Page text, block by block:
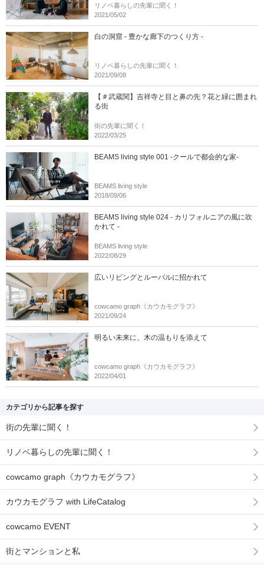
リノベ暮らしの先輩に聞く！
2021/05/02
白の洞窟 - 豊かな廊下のつくり方 -
リノベ暮らしの先輩に聞く！
2021/09/08
【＃武蔵関】吉祥寺と目と鼻の先？花と緑に囲まれ
る街
街の先輩に聞く！
2022/03/25
BEAMS living style 001 -クールで都会的な家-
BEAMS living style
2018/09/06
BEAMS living style 024 - カリフォルニアの風に吹
かれて -
BEAMS living style
2022/08/29
広いリビングとルーバルに招かれて
cowcamo graph《カウカモグラフ》
2021/09/24
明るい未来に、木の温もりを添えて
cowcamo graph《カウカモグラフ》
2022/04/01
カテゴリから記事を探す
街の先輩に聞く！
リノベ暮らしの先輩に聞く！
cowcamo graph《カウカモグラフ》
カウカモグラフ with LifeCatalog
cowcamo EVENT
街とマンションと私